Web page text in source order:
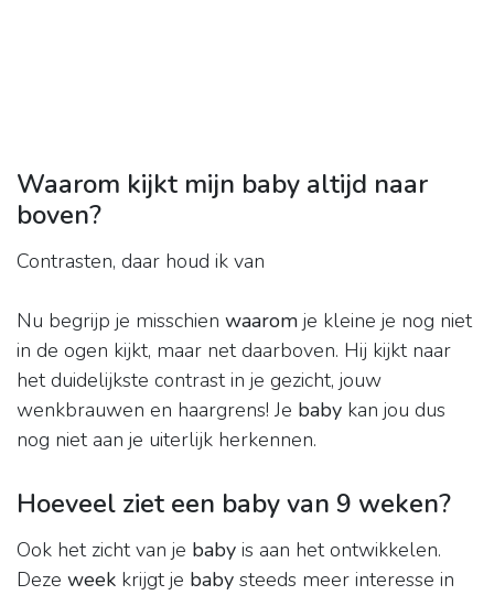
Waarom kijkt mijn baby altijd naar
boven?
Contrasten, daar houd ik van
Nu begrijp je misschien waarom je kleine je nog niet
in de ogen kijkt, maar net daarboven. Hij kijkt naar
het duidelijkste contrast in je gezicht, jouw
wenkbrauwen en haargrens! Je baby kan jou dus
nog niet aan je uiterlijk herkennen.
Hoeveel ziet een baby van 9 weken?
Ook het zicht van je baby is aan het ontwikkelen.
Deze week krijgt je baby steeds meer interesse in